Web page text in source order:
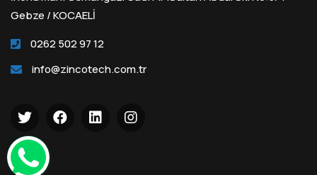
Gebze / KOCAELİ
0262 502 97 12
info@zincotech.com.tr